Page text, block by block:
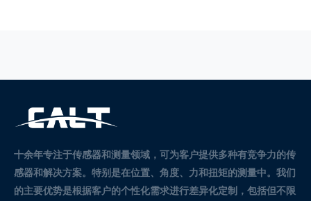
十余年专注于传感器和测量领域，可为客户提供多种有竞争力的传
感器和解决方案。 特别是在位置、角度、力和扭矩的测量中。 我们
的主要优势是根据客户的个性化需求进行差异化定制，包括但不限